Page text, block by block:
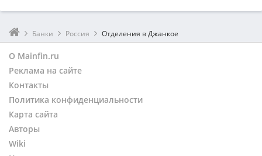
Банки Россия Отделения в Джанкое
О Mainfin.ru
Реклама на сайте
Контакты
Политика конфиденциальности
Карта сайта
Авторы
Wiki